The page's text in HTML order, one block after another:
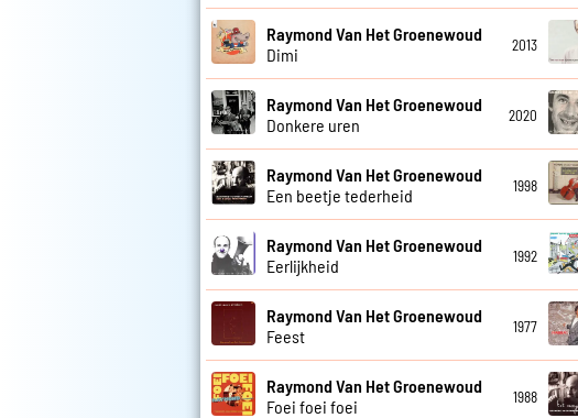
Raymond Van Het Groenewoud
Dimi
2013
Raymond Van Het Groenewoud
Donkere uren
2020
Raymond Van Het Groenewoud
Een beetje tederheid
1998
Raymond Van Het Groenewoud
Eerlijkheid
1992
Raymond Van Het Groenewoud
Feest
1977
Raymond Van Het Groenewoud
Foei foei foei
1988